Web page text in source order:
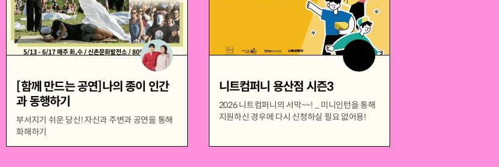
[함께 만드는 공연]나의 종이 인간
과 동행하기
부서지기 쉬운 당신! 자신과 주변과 공연을 통해
화해하기
니트컴퍼니 용산점 시즌3
2026 니트컴퍼니의 서막~~! _ 미니인턴을 통해
지원하신 경우에 다시 신청하실 필요 없어용!